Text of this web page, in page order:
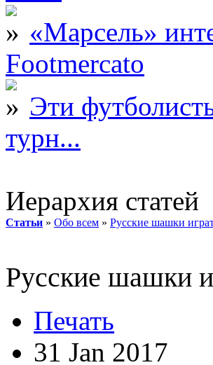
«Марсель»
Footmercato
Эти
турн...
Иерархия статей
Статьи » Обо всем » Русские шашки
Русские шашки
Печать
31 Jan 2017